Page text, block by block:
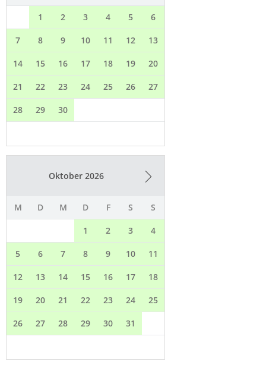
1 2 3 4 5 6
7 8 9 10 11 12 13
14 15 16 17 18 19 20
21 22 23 24 25 26 27
28 29 30
Oktober 2026
M D M D F S S
1 2 3 4
5 6 7 8 9 10 11
12 13 14 15 16 17 18
19 20 21 22 23 24 25
26 27 28 29 30 31